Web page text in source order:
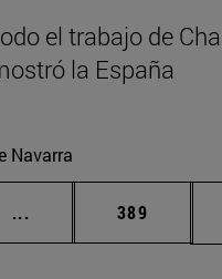
el trabajo de
la España
Navarra
... Páginas intermedias
Página
389